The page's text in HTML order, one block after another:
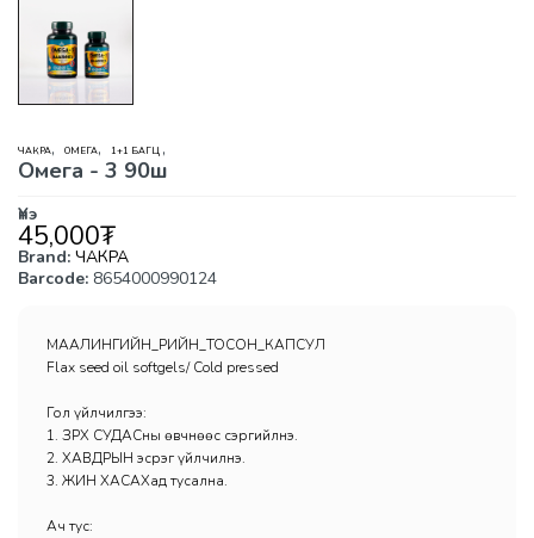
ЧАКРА, ОМЕГА, 1+1 БАГЦ ,
Омега - 3 90ш
Үнэ
45,000₮
Brand: ЧАКРА
Barcode: 8654000990124
МААЛИНГИЙН_ҮРИЙН_ТОСОН_КАПСУЛ
Flax seed oil softgels/ Cold pressed
Гол үйлчилгээ:
1. ЗҮРХ СУДАСны өвчнөөс сэргийлнэ.
2. ХАВДРЫН эсрэг үйлчилнэ.
3. ЖИН ХАСАХад тусална.
Ач тус: